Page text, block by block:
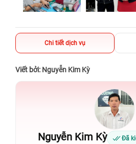
Chi tiết dịch vụ
Viết bởi: Nguyễn Kim Kỳ
Nguyễn Kim Kỳ Đã